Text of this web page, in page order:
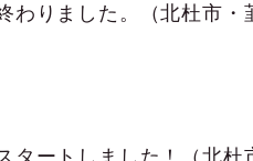
わりました。（北杜市・
タートしました！（北杜